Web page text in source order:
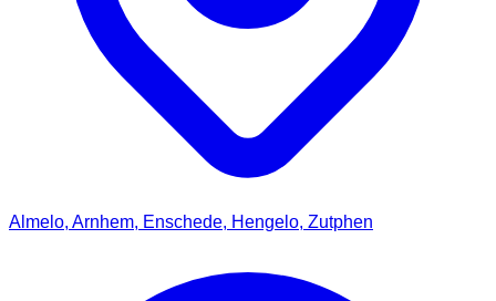
Almelo, Arnhem, Enschede, Hengelo, Zutphen